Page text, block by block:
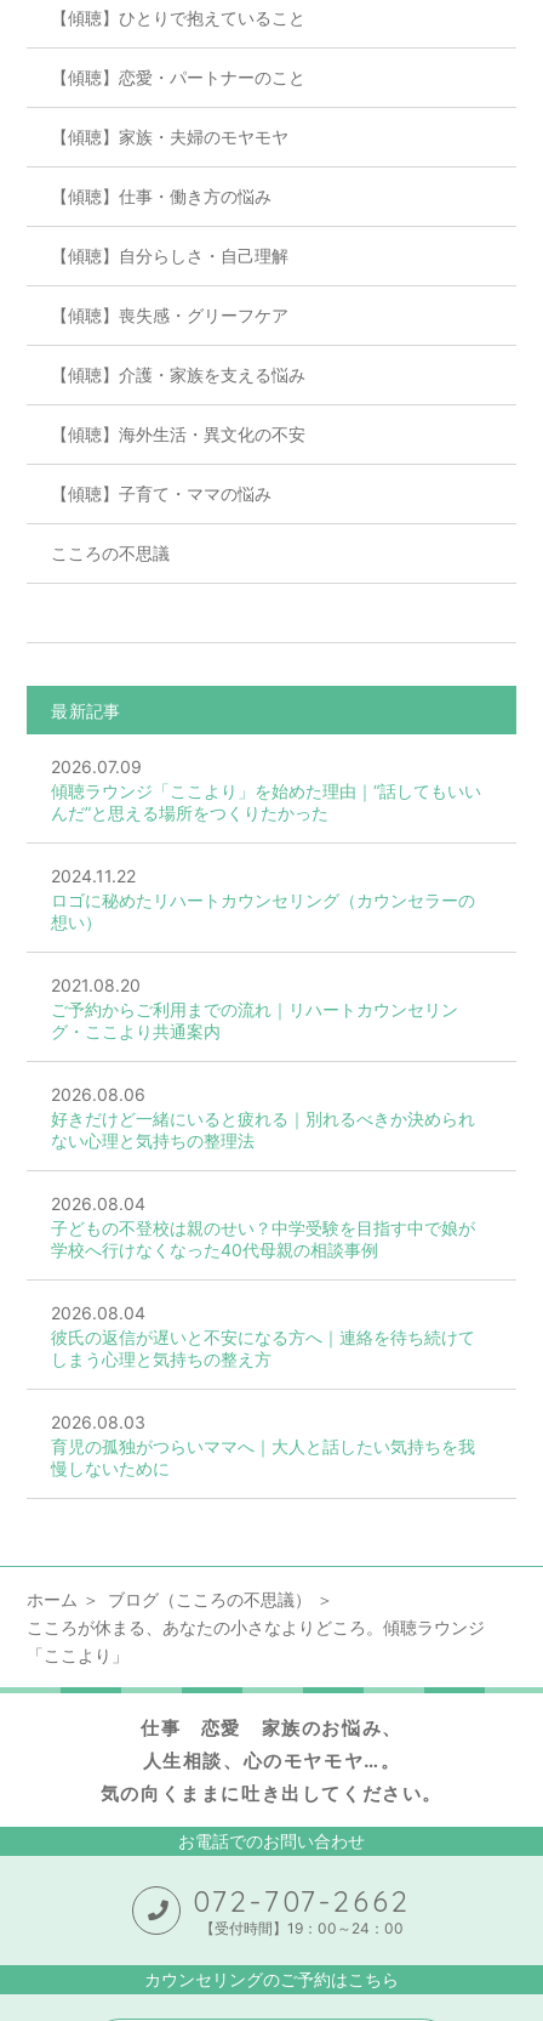
【傾聴】ひとりで抱えていること
【傾聴】恋愛・パートナーのこと
【傾聴】家族・夫婦のモヤモヤ
【傾聴】仕事・働き方の悩み
【傾聴】自分らしさ・自己理解
【傾聴】喪失感・グリーフケア
【傾聴】介護・家族を支える悩み
【傾聴】海外生活・異文化の不安
【傾聴】子育て・ママの悩み
こころの不思議
最新記事
2026.07.09
傾聴ラウンジ「ここより」を始めた理由｜“話してもいい
んだ”と思える場所をつくりたかった
2024.11.22
ロゴに秘めたリハートカウンセリング（カウンセラーの
想い）
2021.08.20
ご予約からご利用までの流れ｜リハートカウンセリン
グ・ここより共通案内
2026.08.06
好きだけど一緒にいると疲れる｜別れるべきか決められ
ない心理と気持ちの整理法
2026.08.04
子どもの不登校は親のせい？中学受験を目指す中で娘が
学校へ行けなくなった40代母親の相談事例
2026.08.04
彼氏の返信が遅いと不安になる方へ｜連絡を待ち続けて
しまう心理と気持ちの整え方
2026.08.03
育児の孤独がつらいママへ｜大人と話したい気持ちを我
慢しないために
ホーム
ブログ（こころの不思議）
こころが休まる、あなたの小さなよりどころ。傾聴ラウンジ
「ここより」
仕事 恋愛 家族のお悩み、
人生相談、心のモヤモヤ…。
気の向くままに吐き出してください。
お電話でのお問い合わせ
072-707-2662
【受付時間】19：00～24：00
カウンセリングのご予約はこちら